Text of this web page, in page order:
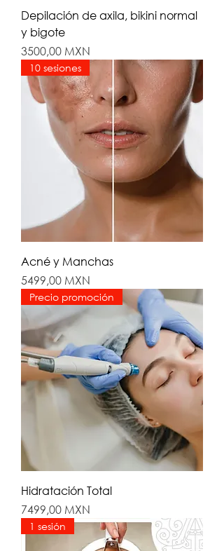
Depilación de axila, bikini normal
y bigote
Precio
3500,00 MXN
10 sesiones
Acné y Manchas
Precio
5499,00 MXN
Precio promoción
Hidratación Total
Precio
7499,00 MXN
1 sesión